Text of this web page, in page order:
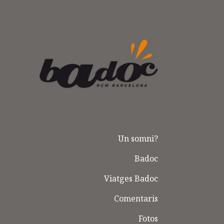
Un somni?
Badoc
Viatges Badoc
Comentaris
Fotos